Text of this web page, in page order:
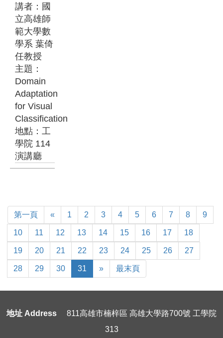
講者：國
立高雄師
範大學數
學系 葉倚
任教授
主題：
Domain
Adaptation
for Visual
Classification
地點：工
學院 114
演講廳
第一頁First
Page
« Previous
1 2 3 4 5 6 7 8 9
10 11 12 13 14 15 16 17 18
19 20 21 22 23 24 25 26 27
28 29 30 31 »Next最末頁Last
Page
地址 Address 811高雄市楠梓區 高雄大學路700號 工學院
313